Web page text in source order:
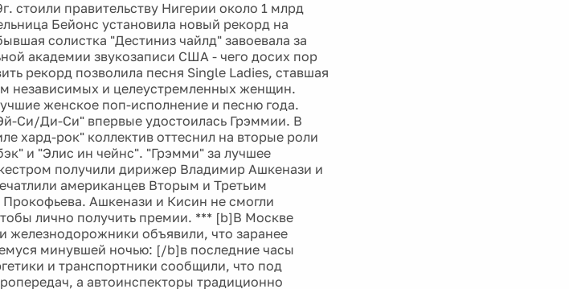
стоили правительству Нигерии около 1 млрд
Бейонс установила новый рекорд на
солистка "Дестиниз чайлд" завоевала за
академии звукозаписи США - чего досих пор
рекорд позволила песня Single Ladies, ставшая
независимых и целеустремленных женщин.
женское поп-исполнение и песню года.
Си/Ди-Си" впервые удостоилась Грэммии. В
хард-рок" коллектив оттеснил на вторые роли
и "Элис ин чейнс". "Грэмми" за лучшее
получили дирижер Владимир Ашкенази и
американцев Вторым и Третьим
Ашкенази и Кисин не смогли
лично получить премии. *** [b]В Москве
железнодорожники объявили, что заранее
минувшей ночью: [/b]в последние часы
и транспортники сообщили, что под
а автоинспекторы традиционно